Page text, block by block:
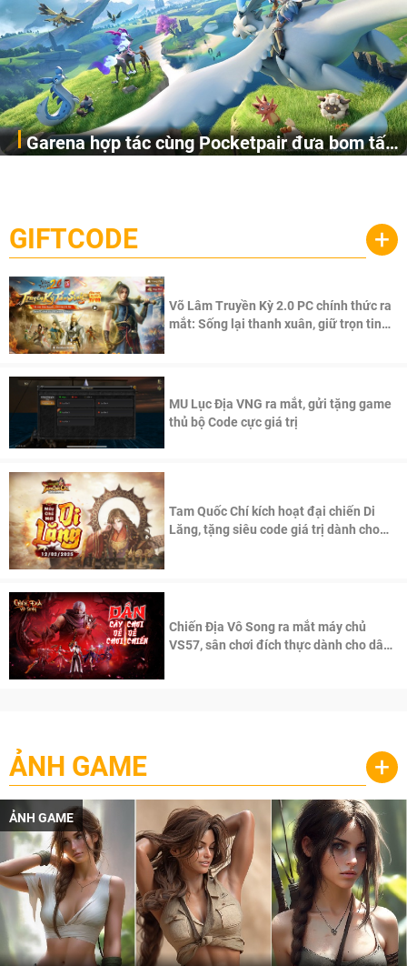
Garena hợp tác cùng Pocketpair đưa bom tấn
cầu, theo giấy phép chính thức từ công ty game Nhật Bản
Pocketpair, Inc.
GIFTCODE +
Võ Lâm Truyền Kỳ 2.0 PC chính thức ra
mắt: Sống lại thanh xuân, giữ trọn tinh
MU Lục Địa VNG ra mắt, gửi tặng game
thủ bộ Code cực giá trị
Tam Quốc Chí kích hoạt đại chiến Di
Lăng, tặng siêu code giá trị dành cho
Chiến Địa Vô Song ra mắt máy chủ
VS57, sân chơi đích thực dành cho dân
ẢNH GAME +
ẢNH GAME